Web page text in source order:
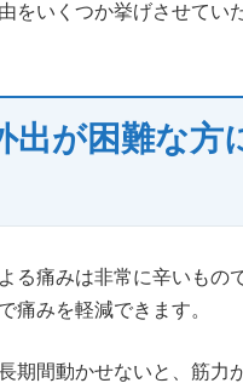
をいくつか挙げさせてい
出が困難な方
る痛みは非常に辛いもの
痛みを軽減できます。
期間動かせないと、筋力